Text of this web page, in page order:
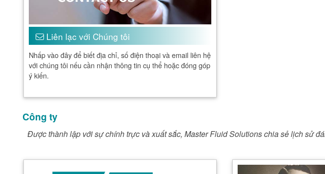
Liên lạc với Chúng tôi
Nhấp vào đây để biết địa chỉ, số điện thoại và email liên hệ
với chúng tôi nếu cần nhận thông tin cụ thể hoặc đóng góp
ý kiến.
Công ty
Được thành lập với sự chính trực và xuất sắc, Master Fluid Solutions chia sẻ lịch sử